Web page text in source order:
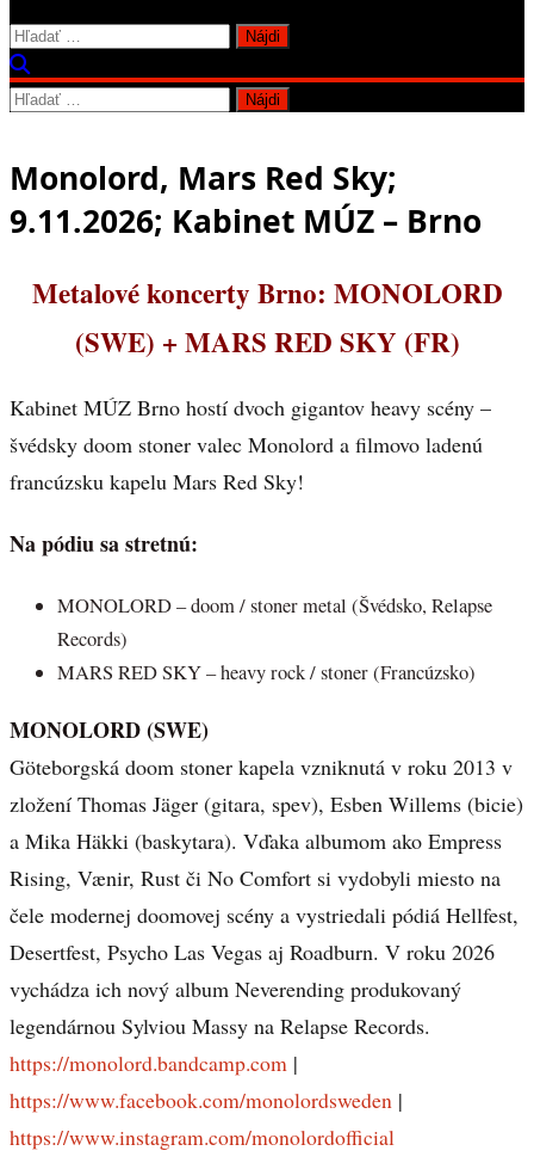
Hľadať:
Hľadať:
Monolord, Mars Red Sky;
9.11.2026; Kabinet MÚZ – Brno
Metalové koncerty Brno: MONOLORD
(SWE) + MARS RED SKY (FR)
Kabinet MÚZ Brno hostí dvoch gigantov heavy scény –
švédsky doom stoner valec Monolord a filmovo ladenú
francúzsku kapelu Mars Red Sky!
Na pódiu sa stretnú:
MONOLORD – doom / stoner metal (Švédsko, Relapse
Records)
MARS RED SKY – heavy rock / stoner (Francúzsko)
MONOLORD (SWE)
Göteborgská doom stoner kapela vzniknutá v roku 2013 v
zložení Thomas Jäger (gitara, spev), Esben Willems (bicie)
a Mika Häkki (baskytara). Vďaka albumom ako Empress
Rising, Vænir, Rust či No Comfort si vydobyli miesto na
čele modernej doomovej scény a vystriedali pódiá Hellfest,
Desertfest, Psycho Las Vegas aj Roadburn. V roku 2026
vychádza ich nový album Neverending produkovaný
legendárnou Sylviou Massy na Relapse Records.
https://monolord.bandcamp.com |
https://www.facebook.com/monolordsweden |
https://www.instagram.com/monolordofficial